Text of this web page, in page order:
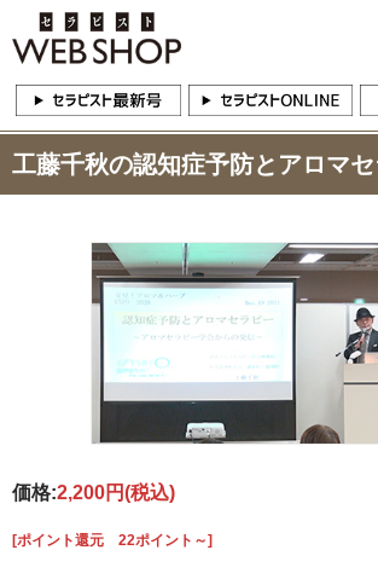
工藤千秋の認知症予防とアロマ
価格:2,200円(税込)
[ポイント還元 22ポイント～]